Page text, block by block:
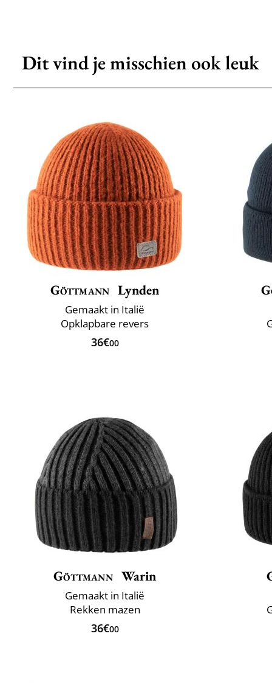
Dit vind je misschien ook leuk
Göttmann Lynden
Gemaakt in Italië
Opklapbare revers
36€00
Göttmann Warin
Gemaakt in Italië
Rekken mazen
36€00